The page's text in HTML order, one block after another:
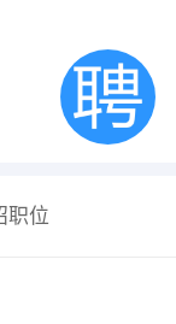
职位